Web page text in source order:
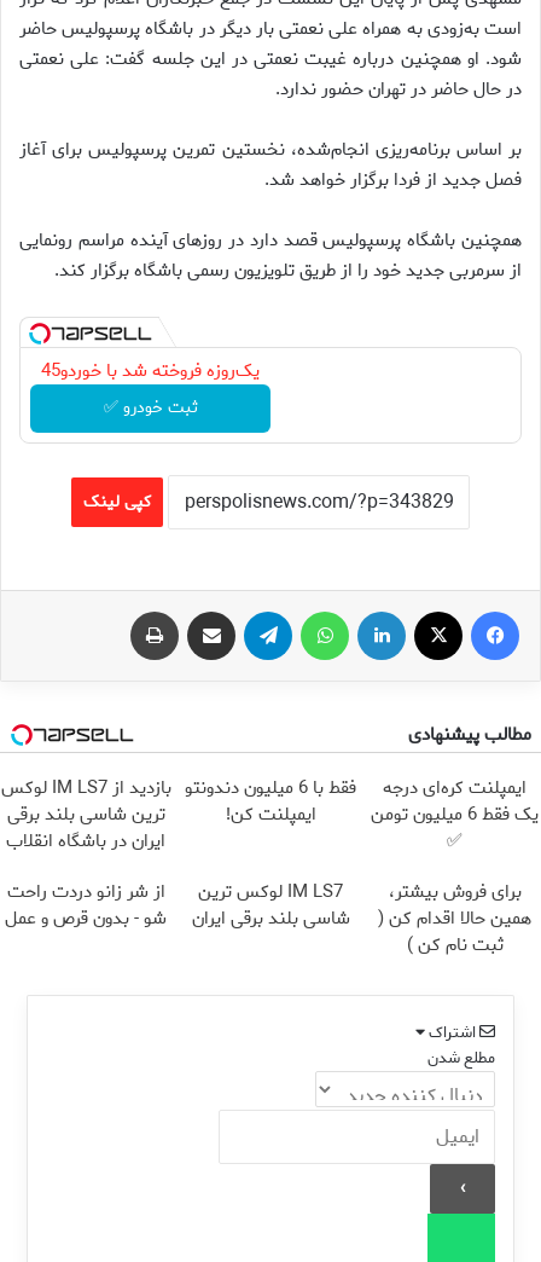
است به‌زودی به همراه علی نعمتی بار دیگر در باشگاه پرسپولیس حاضر
شود. او همچنین درباره غیبت نعمتی در این جلسه گفت: علی نعمتی
در حال حاضر در تهران حضور ندارد.
بر اساس برنامه‌ریزی انجام‌شده، نخستین تمرین پرسپولیس برای آغاز
فصل جدید از فردا برگزار خواهد شد.
همچنین باشگاه پرسپولیس قصد دارد در روز‌های آینده مراسم رونمایی
از سرمربی جدید خود را از طریق تلویزیون رسمی باشگاه برگزار کند.
یک‌روزه فروخته شد با خوردو45
ثبت خودرو ✅
کپی لینک
فیس بوک لینکدین تلگرام اشتراک گذاری از طریق ایمیل
مطالب پیشنهادی
ایمپلنت کره‌ای درجه
یک فقط 6 میلیون تومن
✅
فقط با 6 میلیون دندونتو
ایمپلنت کن!
بازدید از IM LS7 لوکس
ترین شاسی بلند برقی
ایران در باشگاه انقلاب
برای فروش بیشتر،
همین حالا اقدام کن (
ثبت نام کن )
IM LS7 لوکس ترین
شاسی بلند برقی ایران
از شر زانو دردت راحت
شو - بدون قرص و عمل
اشتراک
مطلع شدن